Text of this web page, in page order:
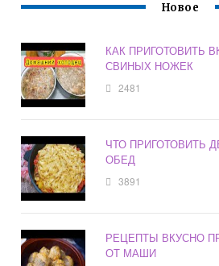
Новое
КАК ПРИГОТОВИТЬ
СВИНЫХ НОЖЕК
2481
ЧТО ПРИГОТОВИТЬ
ОБЕД
3891
РЕЦЕПТЫ ВКУСНО
ОТ МАШИ